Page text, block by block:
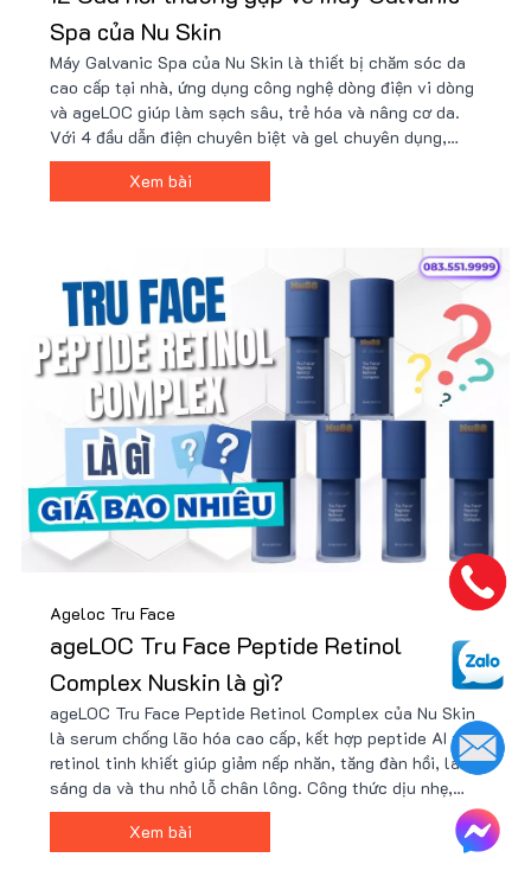
Spa của Nu Skin
Máy Galvanic Spa của Nu Skin là thiết bị chăm sóc da
cao cấp tại nhà, ứng dụng công nghệ dòng điện vi dòng
và ageLOC giúp làm sạch sâu, trẻ hóa và nâng cơ da.
Với 4 đầu dẫn điện chuyên biệt và gel chuyên dụng,
máy hỗ trợ cải thiện nếp nhăn, làm sáng da, giúp làn da
săn chắc, rạng rỡ chỉ trong vài phút mỗi ngày.
Xem bài
Ageloc Tru Face
ageLOC Tru Face Peptide Retinol
Complex Nuskin là gì?
ageLOC Tru Face Peptide Retinol Complex của Nu Skin
là serum chống lão hóa cao cấp, kết hợp peptide AI và
retinol tinh khiết giúp giảm nếp nhăn, tăng đàn hồi, làm
sáng da và thu nhỏ lỗ chân lông. Công thức dịu nhẹ,
phù hợp với cả da nhạy cảm. Sản phẩm chính hãng có
tại Nu88 với giá ưu đãi cùng nhiều quà tặng hấp dẫn.
Xem bài